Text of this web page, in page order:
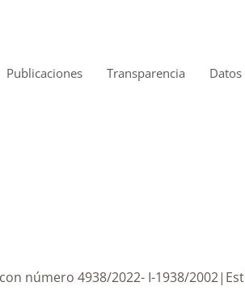
Publicaciones Transparencia Datos
con número 4938/2022- I-